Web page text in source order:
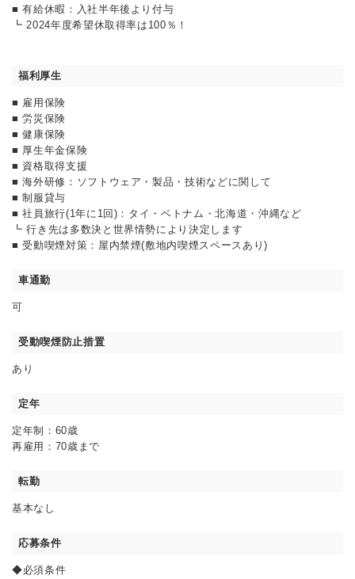
■ 有給休暇：入社半年後より付与
┗ 2024年度希望休取得率は100％！
福利厚生
■ 雇用保険
■ 労災保険
■ 健康保険
■ 厚生年金保険
■ 資格取得支援
■ 海外研修：ソフトウェア・製品・技術などに関して
■ 制服貸与
■ 社員旅行(1年に1回)：タイ・ベトナム・北海道・沖縄など
┗ 行き先は多数決と世界情勢により決定します
■ 受動喫煙対策：屋内禁煙(敷地内喫煙スペースあり)
車通勤
可
受動喫煙防止措置
あり
定年
定年制：60歳
再雇用：70歳まで
転勤
基本なし
応募条件
◆必須条件